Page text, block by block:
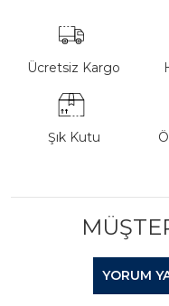
Ücretsiz Kargo
Şık Kutu
YORUM